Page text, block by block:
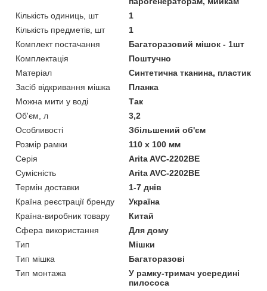
Кількість одиниць, шт
1
Кількість предметів, шт
1
Комплект постачання
Багаторазовий мішок - 1шт
Комплектація
Поштучно
Матеріал
Синтетична тканина, пластик
Засіб відкривання мішка
Планка
Можна мити у воді
Так
Об'єм, л
3,2
Особливості
Збільшений об'єм
Розмір рамки
110 х 100 мм
Серія
Arita AVC-2202BE
Сумісність
Arita AVC-2202BE
Термін доставки
1-7 днів
Країна реєстрації бренду
Україна
Країна-виробник товару
Китай
Сфера використання
Для дому
Тип
Мішки
Тип мішка
Багаторазові
Тип монтажа
У рамку-тримач усередині
пилососа